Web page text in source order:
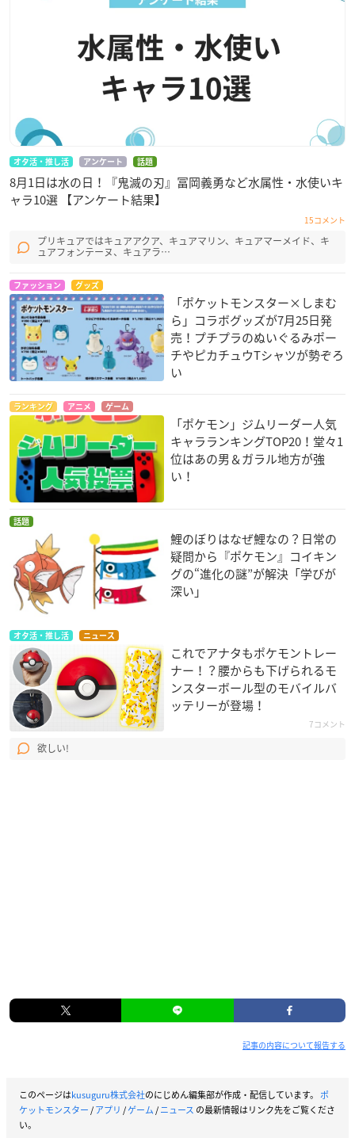
オタ活・推し活 アンケート 話題
8月1日は水の日！『鬼滅の刃』冨岡義勇など水属性・水使いキ
ャラ10選 【アンケート結果】
15コメント
プリキュアではキュアアクア、キュアマリン、キュアマーメイド、キ
ュアフォンテーヌ、キュアラ…
ファッション グッズ
「ポケットモンスター×しまむ
ら」コラボグッズが7月25日発
売！プチプラのぬいぐるみポー
チやピカチュウTシャツが勢ぞろ
い
ランキング アニメ ゲーム
「ポケモン」ジムリーダー人気
キャラランキングTOP20！堂々1
位はあの男＆ガラル地方が強
い！
話題
鯉のぼりはなぜ鯉なの？日常の
疑問から『ポケモン』コイキン
グの“進化の謎”が解決「学びが
深い」
オタ活・推し活 ニュース
これでアナタもポケモントレー
ナー！？腰からも下げられるモ
ンスターボール型のモバイルバ
ッテリーが登場！
7コメント
欲しい!
記事の内容について報告する
このページはkusuguru株式会社のにじめん編集部が作成・配信しています。 ポ
ケットモンスター/アプリ /ゲーム/ニュース の最新情報はリンク先をご覧くださ
い。